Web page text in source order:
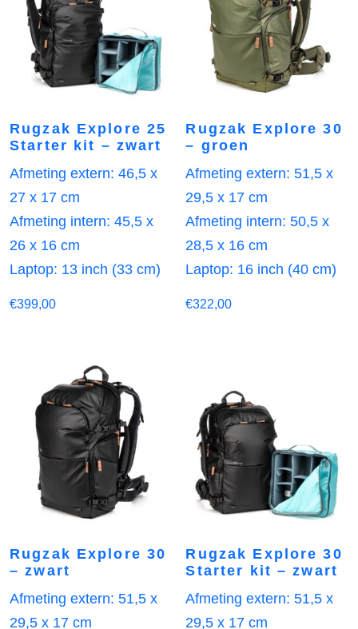
Rugzak Explore 25
Starter kit – zwart
Afmeting extern: 46,5 x
27 x 17 cm
Afmeting intern: 45,5 x
26 x 16 cm
Laptop: 13 inch (33 cm)
€399,00
Rugzak Explore 30
– groen
Afmeting extern: 51,5 x
29,5 x 17 cm
Afmeting intern: 50,5 x
28,5 x 16 cm
Laptop: 16 inch (40 cm)
€322,00
Rugzak Explore 30
– zwart
Afmeting extern: 51,5 x
29,5 x 17 cm
Rugzak Explore 30
Starter kit – zwart
Afmeting extern: 51,5 x
29,5 x 17 cm